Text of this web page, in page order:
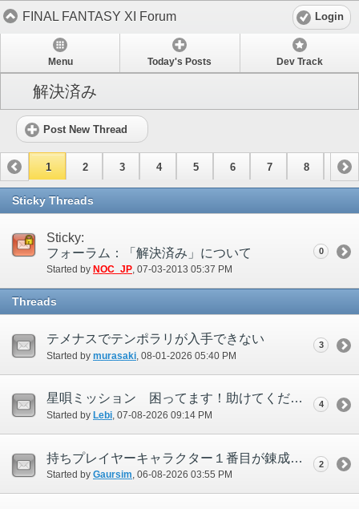
FINAL FANTASY XI Forum Login
Menu Today's Posts Dev Track
解決済み
Post New Thread
1 2 3 4 5 6 7 8 9
10 11
Sticky Threads
Sticky:
フォーラム：「解決済み」について
Started by NOC_JP‎, 07-03-2013 05:37 PM
0
Threads
テメナスでテンポラリが入手できない
Started by murasaki ‎, 08-01-2026 05:40 PM
3
星唄ミッション 困ってます！助けてください。
Started by Lebi‎, 07-08-2026 09:14 PM
4
持ちプレイヤーキャラクター１番目が錬成ユニットをエンジニアから購入できない。 俗にいう倉庫キャラ（２番目以降）は購入できる
Started by Gaursim‎, 06-08-2026 03:55 PM
2